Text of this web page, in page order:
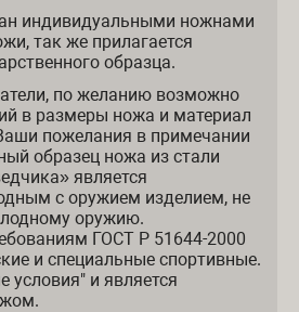
индивидуальными ножнами
так же прилагается
образца.
по желанию возможно
в размеры ножа и материал
пожелания в примечании
образец ножа из стали
является
с оружием изделием, не
оружию.
ГОСТ Р 51644-2000
и специальные спортивные.
условия" и является